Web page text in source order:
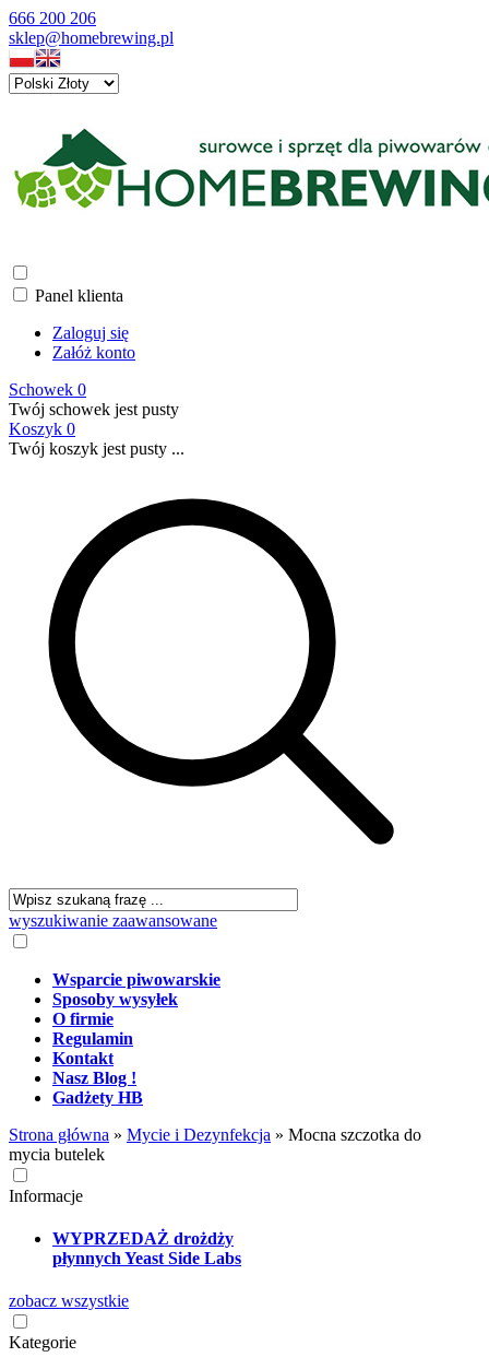
666 200 206
sklep@homebrewing.pl
Panel klienta
Zaloguj się
Załóż konto
Schowek 0
Twój schowek jest pusty
Koszyk 0
Twój koszyk jest pusty ...
wyszukiwanie zaawansowane
Wsparcie piwowarskie
Sposoby wysyłek
O firmie
Regulamin
Kontakt
Nasz Blog !
Gadżety HB
Strona główna » Mycie i Dezynfekcja » Mocna szczotka do
mycia butelek
Informacje
WYPRZEDAŻ drożdży
płynnych Yeast Side Labs
zobacz wszystkie
Kategorie